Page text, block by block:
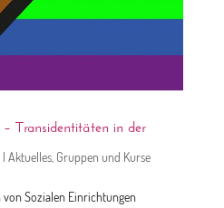
Transidentitäten in der
| Aktuelles, Gruppen und Kurse
Sozialen Einrichtungen